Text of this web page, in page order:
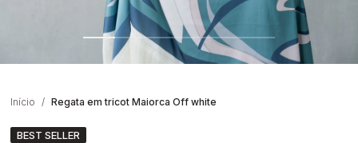
Início Regata em tricot Maiorca Off white
BEST SELLER